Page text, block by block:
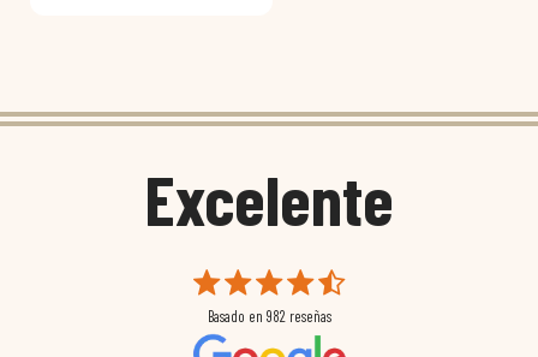
Excelente
Basado en 982 reseñas